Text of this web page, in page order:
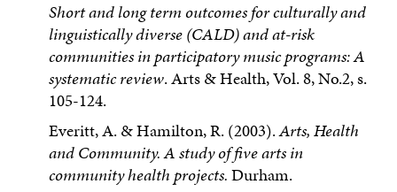
Short and long term outcomes for culturally and
linguistically diverse (CALD) and at-risk
communities in participatory music programs: A
systematic review. Arts & Health, Vol. 8, No.2, s.
105-124.
Everitt, A. & Hamilton, R. (2003).Arts, Health
and Community. A study of five arts in
community health projects.Durham.